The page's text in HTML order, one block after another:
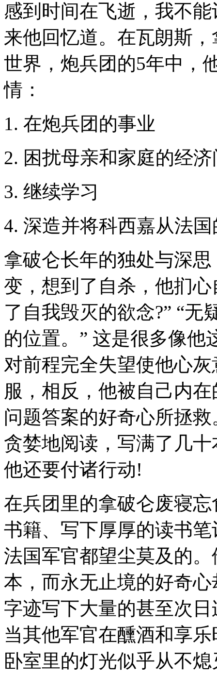
感到时间在飞逝，我不
来他回忆道。在瓦朗斯
世界，炮兵团的5年中，
情：
1. 在炮兵团的事业
2. 困扰母亲和家庭的经
3. 继续学习
4. 深造并将科西嘉从法
拿破仑长年的独处与深
变，想到了自杀，他扪
了自我毁灭的欲念?” “
的位置。” 这是很多像他
对前程完全失望使他心
服，相反，他被自己内
问题答案的好奇心所拯
贪婪地阅读，写满了几
他还要付诸行动!
在兵团里的拿破仑废寝
书籍、写下厚厚的读书
法国军官都望尘莫及的
本，而永无止境的好奇
字迹写下大量的甚至次
当其他军官在醺酒和享
卧室里的灯光似乎从不